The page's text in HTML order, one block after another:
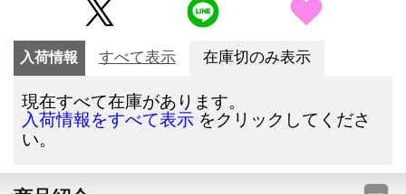
入荷情報 すべて表示 在庫切のみ表示
現在すべて在庫があります。
入荷情報をすべて表示 をクリックしてくださ
い。